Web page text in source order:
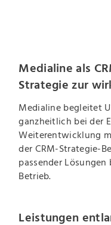
Medialine als
Strategie zur
Medialine begleitet
ganzheitlich bei der
Weiterentwicklung
der CRM-Strategie-
passender
Betrieb.
Leistungen